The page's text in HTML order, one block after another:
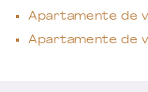
Apartamente de
Apartamente de